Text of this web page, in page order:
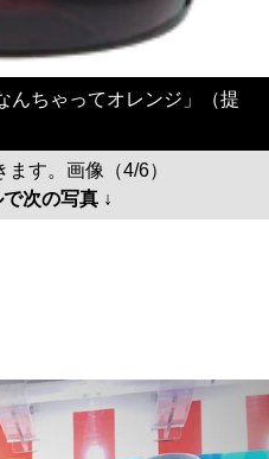
んちゃってオレンジ」（提
す。画像（4/6）
次の写真 ↓